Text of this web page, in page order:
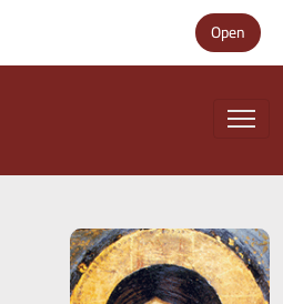
Open